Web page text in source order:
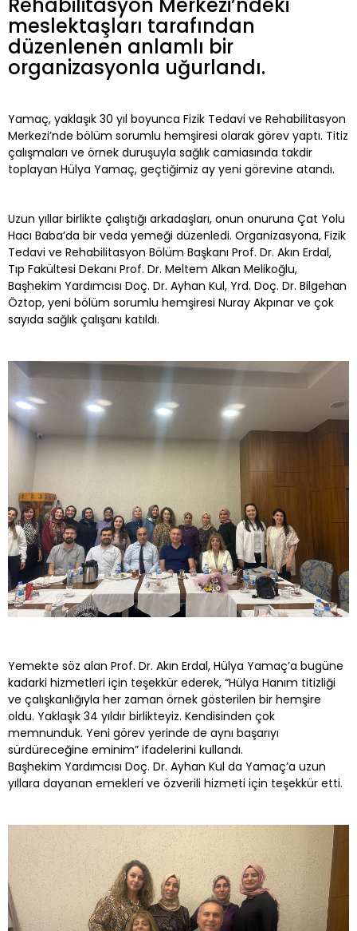
meslektaşları tarafından
düzenlenen anlamlı bir
organizasyonla uğurlandı.
Yamaç, yaklaşık 30 yıl boyunca Fizik Tedavi ve Rehabilitasyon
Merkezi’nde bölüm sorumlu hemşiresi olarak görev yaptı. Titiz
çalışmaları ve örnek duruşuyla sağlık camiasında takdir
toplayan Hülya Yamaç, geçtiğimiz ay yeni görevine atandı.
Uzun yıllar birlikte çalıştığı arkadaşları, onun onuruna Çat Yolu
Hacı Baba’da bir veda yemeği düzenledi. Organizasyona, Fizik
Tedavi ve Rehabilitasyon Bölüm Başkanı Prof. Dr. Akın Erdal,
Tıp Fakültesi Dekanı Prof. Dr. Meltem Alkan Melikoğlu,
Başhekim Yardımcısı Doç. Dr. Ayhan Kul, Yrd. Doç. Dr. Bilgehan
Öztop, yeni bölüm sorumlu hemşiresi Nuray Akpınar ve çok
sayıda sağlık çalışanı katıldı.
Yemekte söz alan Prof. Dr. Akın Erdal, Hülya Yamaç’a bugüne
kadarki hizmetleri için teşekkür ederek, “Hülya Hanım titizliği
ve çalışkanlığıyla her zaman örnek gösterilen bir hemşire
oldu. Yaklaşık 34 yıldır birlikteyiz. Kendisinden çok
memnunduk. Yeni görev yerinde de aynı başarıyı
sürdüreceğine eminim” ifadelerini kullandı.
Başhekim Yardımcısı Doç. Dr. Ayhan Kul da Yamaç’a uzun
yıllara dayanan emekleri ve özverili hizmeti için teşekkür etti.